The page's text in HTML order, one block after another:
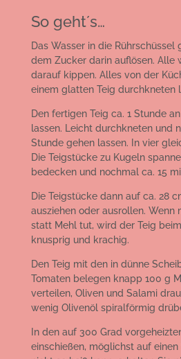
So geht´s…
Das Wasser in die Rührschüssel
dem Zucker darin auflösen. Alle
darauf kippen. Alles von der
einem glatten Teig durchkneten
Den fertigen Teig ca. 1 Stunde
lassen. Leicht durchkneten und
Stunde gehen lassen. In vier
Die Teigstücke zu Kugeln
bedecken und nochmal ca. 15
Die Teigstücke dann auf ca. 28
ausziehen oder ausrollen. Wenn
statt Mehl tut, wird der Teig
knusprig und krachig.
Den Teig mit den in dünne
Tomaten belegen knapp 100 g
verteilen, Oliven und Salami
wenig Olivenöl spiralförmig
In den auf 300 Grad
einschießen, möglichst auf einen